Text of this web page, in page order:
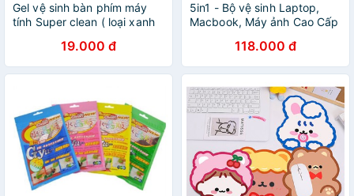
Gel vệ sinh bàn phím máy
tính Super clean ( loại xanh
19.000 đ
5in1 - Bộ vệ sinh Laptop,
Macbook, Máy ảnh Cao Cấp
Hãng JRC118.000 đ